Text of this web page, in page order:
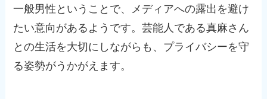
一般男性ということで、メディアへの露出を避け
たい意向があるようです。芸能人である真麻さん
との生活を大切にしながらも、プライバシーを守
る姿勢がうかがえます。